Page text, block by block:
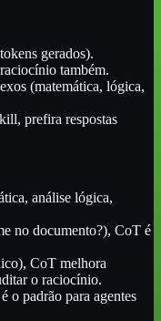
gerados).
também.
(matemática, lógica,
prefira respostas
análise lógica,
no documento?), CoT é
CoT melhora
o raciocínio.
o padrão para agentes